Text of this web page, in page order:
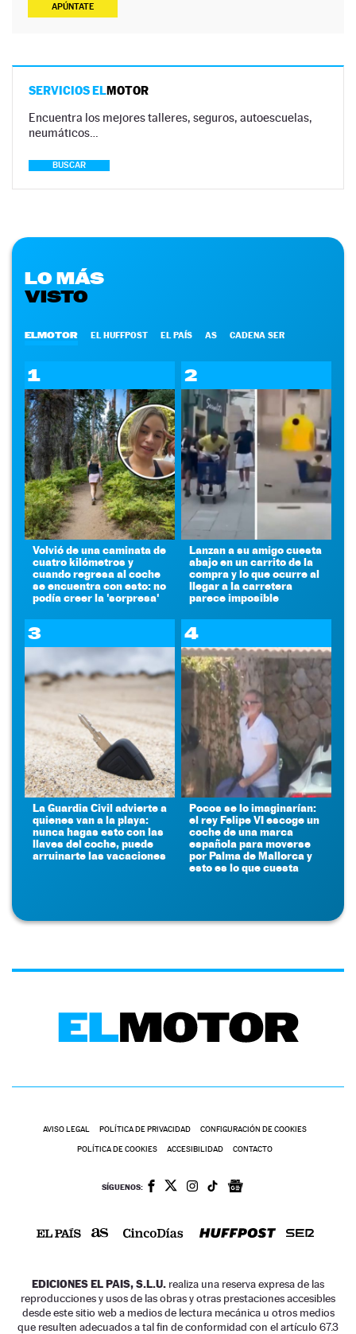
APÚNTATE
SERVICIOS ELMOTOR
Encuentra los mejores talleres, seguros, autoescuelas,
neumáticos…
BUSCAR
LO MÁS
VISTO
ELMOTOR EL HUFFPOST EL PAÍS AS CADENA SER
1
Volvió de una caminata de
cuatro kilómetros y
cuando regresa al coche
se encuentra con esto: no
podía creer la 'sorpresa'
2
Lanzan a su amigo cuesta
abajo en un carrito de la
compra y lo que ocurre al
llegar a la carretera
parece imposible
3
La Guardia Civil advierte a
quienes van a la playa:
nunca hagas esto con las
llaves del coche, puede
arruinarte las vacaciones
4
Pocos se lo imaginarían:
el rey Felipe VI escoge un
coche de una marca
española para moverse
por Palma de Mallorca y
esto es lo que cuesta
AVISO LEGAL POLÍTICA DE PRIVACIDAD CONFIGURACIÓN DE COOKIES
POLÍTICA DE COOKIES ACCESIBILIDAD CONTACTO
SÍGUENOS:
EDICIONES EL PAIS, S.L.U. realiza una reserva expresa de las
reproducciones y usos de las obras y otras prestaciones accesibles
desde este sitio web a medios de lectura mecánica u otros medios
que resulten adecuados a tal fin de conformidad con el artículo 67.3